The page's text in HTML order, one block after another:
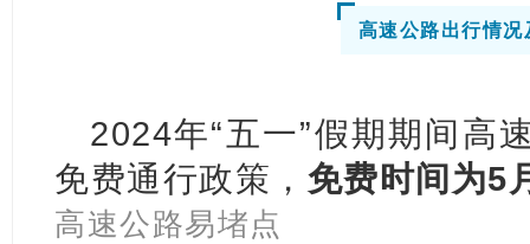
高速公路出行情况
2024年“五一”假期期间高
免费通行政策， 免费时间为5
高速公路易堵点